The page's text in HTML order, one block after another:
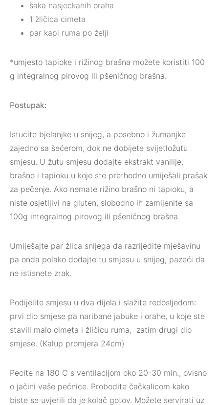
šaka nasjeckanih oraha
1 žličica cimeta
par kapi ruma po želji
*umjesto tapioke i rižinog brašna možete koristiti 100
g integralnog pirovog ili pšeničnog brašna.
Postupak:
Istucite bjelanjke u snijeg, a posebno i žumanjke
zajedno sa šećerom, dok ne dobijete svijetložutu
smjesu. U žutu smjesu dodajte ekstrakt vanilije,
brašno i tapioku u koje ste prethodno umiješali prašak
za pečenje. Ako nemate rižino brašno ni tapioku, a
niste osjetljivi na gluten, slobodno ih zamijenite sa
100g integralnog pirovog ili pšeničnog brašna.
Umiješajte par žlica snijega da razrijedite mješavinu
pa onda polako dodajte tu smjesu u snijeg, pazeći da
ne istisnete zrak.
Podijelite smjesu u dva dijela i slažite redosljedom:
prvi dio smjese pa naribane jabuke i orahe, u koje ste
stavili malo cimeta i žličicu ruma, zatim drugi dio
smjese. (Kalup promjera 24cm)
Pecite na 180 C s ventilacijom oko 20-30 min., ovisno
o jačini vaše pećnice. Probodite čačkalicom kako
biste se uvjerili da je kolač gotov. Možete servirati uz